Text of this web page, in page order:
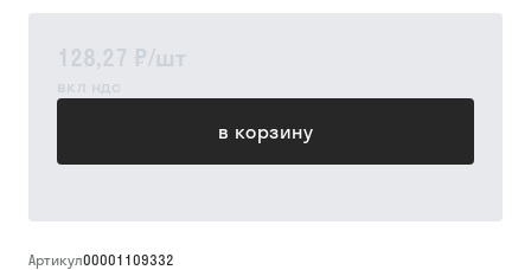
128,27 ₽/шт
вкл ндс
в корзину
Артикул00001109332